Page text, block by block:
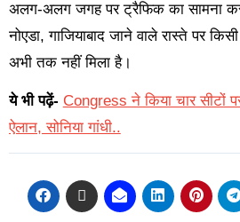
अलग-अलग जगह पर ट्रैफिक का सामना
नोएडा, गाजियाबाद जाने वाले रास्ते पर
अभी तक नहीं मिला है।
ये भी पढ़ें- Congress ने किया चार सीटों
ऐलान, सोनिया गांधी..